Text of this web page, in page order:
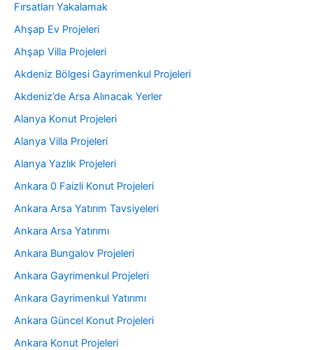
Fırsatları Yakalamak
Ahşap Ev Projeleri
Ahşap Villa Projeleri
Akdeniz Bölgesi Gayrimenkul Projeleri
Akdeniz’de Arsa Alınacak Yerler
Alanya Konut Projeleri
Alanya Villa Projeleri
Alanya Yazlık Projeleri
Ankara 0 Faizli Konut Projeleri
Ankara Arsa Yatırım Tavsiyeleri
Ankara Arsa Yatırımı
Ankara Bungalov Projeleri
Ankara Gayrimenkul Projeleri
Ankara Gayrimenkul Yatırımı
Ankara Güncel Konut Projeleri
Ankara Konut Projeleri